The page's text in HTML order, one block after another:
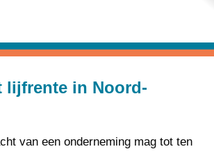
lijfrente in Noord-
van een onderneming mag tot ten